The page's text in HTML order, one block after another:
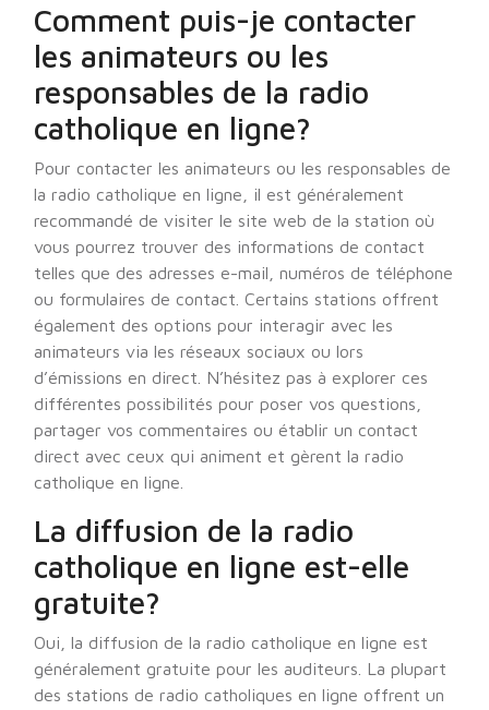
Comment puis-je contacter
les animateurs ou les
responsables de la radio
catholique en ligne?
Pour contacter les animateurs ou les responsables de
la radio catholique en ligne, il est généralement
recommandé de visiter le site web de la station où
vous pourrez trouver des informations de contact
telles que des adresses e-mail, numéros de téléphone
ou formulaires de contact. Certains stations offrent
également des options pour interagir avec les
animateurs via les réseaux sociaux ou lors
d’émissions en direct. N’hésitez pas à explorer ces
différentes possibilités pour poser vos questions,
partager vos commentaires ou établir un contact
direct avec ceux qui animent et gèrent la radio
catholique en ligne.
La diffusion de la radio
catholique en ligne est-elle
gratuite?
Oui, la diffusion de la radio catholique en ligne est
généralement gratuite pour les auditeurs. La plupart
des stations de radio catholiques en ligne offrent un